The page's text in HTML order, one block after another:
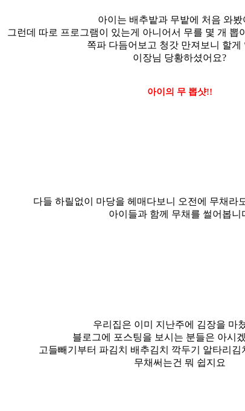
아이는 배추밭과 무밭에 처음 와봤
그런데 따로 프로그램이 있는게 아니어서 무를 몇 개 뽑
쪽파 다듬어보고 청갓 만져보니 할게
이장님 당황하셨어요?
아이의 무 뽑샷!!
다들 하릴없이 마당을 헤매다보니 오전에 무채라
아이들과 함께 무채를 썰어봅니
우리집은 이미 지난주에 김장을 마
블로그에 포스팅을 보시는 분들은 아시
고들빼기부터 파김치 배추김치 깍두기 알타리
무채써는건 뭐 쉽지요